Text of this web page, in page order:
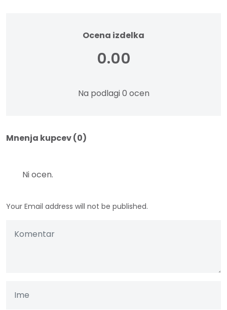
Mnenja kupcev (0)
Ni ocen.
Your Email address will not be published.
Ocena izdelka
0.00
Na podlagi 0 ocen